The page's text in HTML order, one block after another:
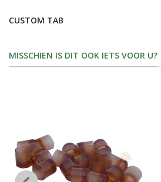
CUSTOM TAB
MISSCHIEN IS DIT OOK IETS VOOR U?